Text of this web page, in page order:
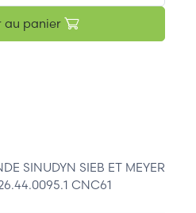
au panier
SINUDYN SIEB ET MEYER
CNC61